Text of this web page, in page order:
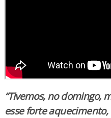
“Tivemos, no domingo,
esse forte aquecimento,